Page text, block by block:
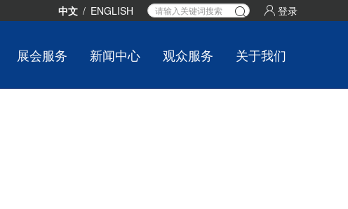
中文 / ENGLISH 登录
展会服务 新闻中心 观众服务 关于我们